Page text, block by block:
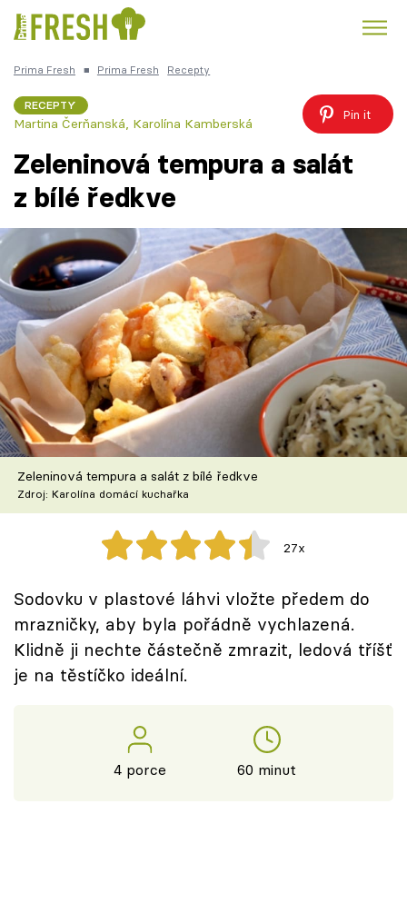
Česká kuchyně Čokoláda
Témata
Recepty
Články
TV Program
Škola vaření
Recepty z TV
Speciál: Cuketa
Těhotnej kuchař
Sledujte prima+
Přihlášení
Prima Fresh ■ Prima Fresh Recepty
RECEPTY
Martina Čerňanská Karolína Kamberská
Pin it
Zeleninová tempura a salát
z bílé ředkve
Zeleninová tempura a salát z bílé ředkve
Zdroj: Karolína domácí kuchařka
27x
Sodovku v plastové láhvi vložte předem do
mrazničky, aby byla pořádně vychlazená.
Klidně ji nechte částečně zmrazit, ledová tříšť
je na těstíčko ideální.
4 porce 60 minut